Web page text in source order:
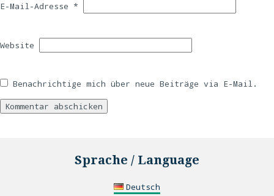
E-Mail-Adresse *
Website
Benachrichtige mich über neue Beiträge via E-Mail.
Sprache / Language
Deutsch